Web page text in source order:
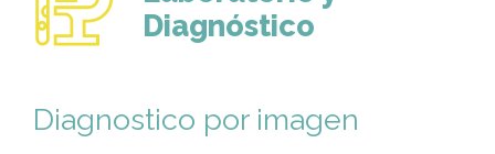
Diagnóstico
Diagnostico por imagen